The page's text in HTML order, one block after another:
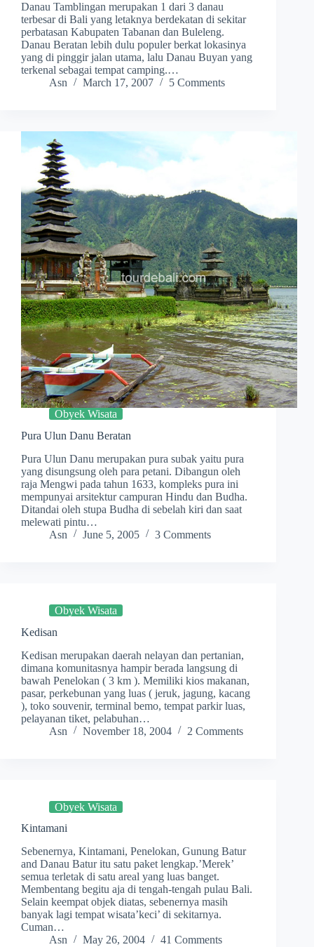
Danau Tamblingan merupakan 1 dari 3 danau
terbesar di Bali yang letaknya berdekatan di sekitar
perbatasan Kabupaten Tabanan dan Buleleng.
Danau Beratan lebih dulu populer berkat lokasinya
yang di pinggir jalan utama, lalu Danau Buyan yang
terkenal sebagai tempat camping.…
Asn
March 17, 2007 5 Comments
Obyek Wisata
Pura Ulun Danu Beratan
Pura Ulun Danu merupakan pura subak yaitu pura
yang disungsung oleh para petani. Dibangun oleh
raja Mengwi pada tahun 1633, kompleks pura ini
mempunyai arsitektur campuran Hindu dan Budha.
Ditandai oleh stupa Budha di sebelah kiri dan saat
melewati pintu…
Asn
June 5, 2005 3 Comments
Obyek Wisata
Kedisan
Kedisan merupakan daerah nelayan dan pertanian,
dimana komunitasnya hampir berada langsung di
bawah Penelokan ( 3 km ). Memiliki kios makanan,
pasar, perkebunan yang luas ( jeruk, jagung, kacang
), toko souvenir, terminal bemo, tempat parkir luas,
pelayanan tiket, pelabuhan…
Asn
November 18, 2004 2 Comments
Obyek Wisata
Kintamani
Sebenernya, Kintamani, Penelokan, Gunung Batur
and Danau Batur itu satu paket lengkap.’Merek’
semua terletak di satu areal yang luas banget.
Membentang begitu aja di tengah-tengah pulau Bali.
Selain keempat objek diatas, sebenernya masih
banyak lagi tempat wisata’keci’ di sekitarnya.
Cuman…
Asn
May 26, 2004 41 Comments